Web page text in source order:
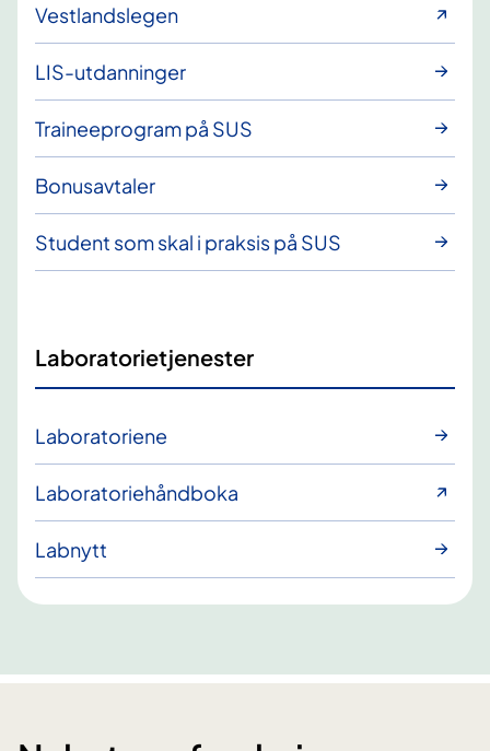
Vestlandslegen
LIS-utdanninger
Traineeprogram på SUS
Bonusavtaler
Student som skal i praksis på SUS
Laboratorietjenester
Laboratoriene
Laboratoriehåndboka
Labnytt